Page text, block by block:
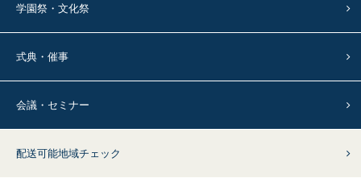
学園祭・文化祭
式典・催事
会議・セミナー
配送可能地域チェック